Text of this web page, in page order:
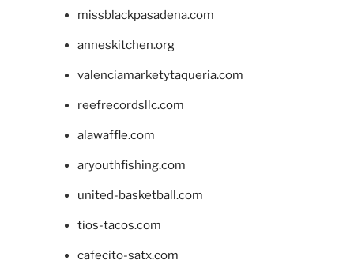
missblackpasadena.com
anneskitchen.org
valenciamarketytaqueria.com
reefrecordsllc.com
alawaffle.com
aryouthfishing.com
united-basketball.com
tios-tacos.com
cafecito-satx.com